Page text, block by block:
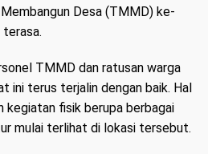
Desa (TMMD) ke-
terasa.
TMMD dan ratusan warga
ini terus terjalin dengan baik. Hal
kegiatan fisik berupa berbagai
mulai terlihat di lokasi tersebut.